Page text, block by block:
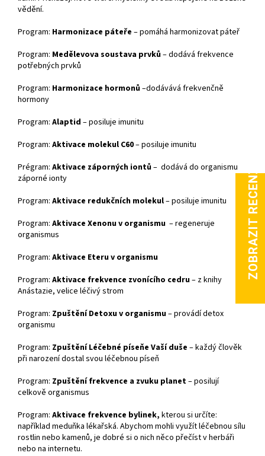
vědění.
Program: Harmonizace páteře – pomáhá harmonizovat páteř
Program: Medělevova soustava prvků– dodává frekvence
potřebných prvků
Program: Harmonizace hormonů–dodávává frekvenčně
hormony
Program: Alaptid – posiluje imunitu
Program: Aktivace molekul C60– posiluje imunitu
Prégram: Aktivace záporných iontů– dodává do organismu
záporné ionty
Program: Aktivace redukčních molekul– posiluje imunitu
Program: Aktivace Xenonu v organismu – regeneruje
organismus
Program: Aktivace Eteru v organismu
Program: Aktivace frekvence zvonícího cedru– z knihy
Anástazie, velice léčivý strom
Program: Zpuštění Detoxu v organismu– provádí detox
organismu
Program: Zpuštění Léčebné píseňe Vaší duše – každý člověk
při narození dostal svou léčebnou píseň
Program: Zpuštění frekvence a zvuku planet– posilují
celkově organismus
Program: Aktivace frekvence bylinek, kterou si určíte:
například meduňka lékařská. Abychom mohli využít léčebnou sílu
rostlin nebo kamenů, je dobré si o nich něco přečíst v herbáři
nebo na internetu.